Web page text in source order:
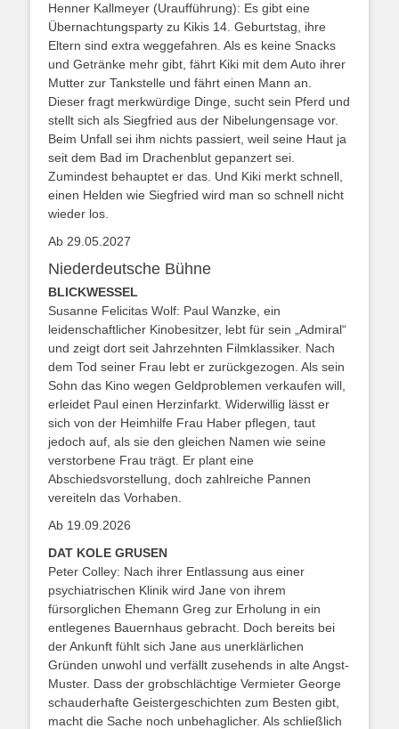
Henner Kallmeyer (Uraufführung): Es gibt eine
Übernachtungsparty zu Kikis 14. Geburtstag, ihre
Eltern sind extra weggefahren. Als es keine Snacks
und Getränke mehr gibt, fährt Kiki mit dem Auto ihrer
Mutter zur Tankstelle und fährt einen Mann an.
Dieser fragt merkwürdige Dinge, sucht sein Pferd und
stellt sich als Siegfried aus der Nibelungensage vor.
Beim Unfall sei ihm nichts passiert, weil seine Haut ja
seit dem Bad im Drachenblut gepanzert sei.
Zumindest behauptet er das. Und Kiki merkt schnell,
einen Helden wie Siegfried wird man so schnell nicht
wieder los.
Ab 29.05.2027
Niederdeutsche Bühne
BLICKWESSEL
Susanne Felicitas Wolf: Paul Wanzke, ein
leidenschaftlicher Kinobesitzer, lebt für sein „Admiral“
und zeigt dort seit Jahrzehnten Filmklassiker. Nach
dem Tod seiner Frau lebt er zurückgezogen. Als sein
Sohn das Kino wegen Geldproblemen verkaufen will,
erleidet Paul einen Herzinfarkt. Widerwillig lässt er
sich von der Heimhilfe Frau Haber pflegen, taut
jedoch auf, als sie den gleichen Namen wie seine
verstorbene Frau trägt. Er plant eine
Abschiedsvorstellung, doch zahlreiche Pannen
vereiteln das Vorhaben.
Ab 19.09.2026
DAT KOLE GRUSEN
Peter Colley: Nach ihrer Entlassung aus einer
psychiatrischen Klinik wird Jane von ihrem
fürsorglichen Ehemann Greg zur Erholung in ein
entlegenes Bauernhaus gebracht. Doch bereits bei
der Ankunft fühlt sich Jane aus unerklärlichen
Gründen unwohl und verfällt zusehends in alte Angst-
Muster. Dass der grobschlächtige Vermieter George
schauderhafte Geistergeschichten zum Besten gibt,
macht die Sache noch unbehaglicher. Als schließlich